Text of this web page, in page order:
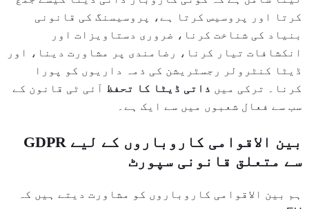
کرتا اور پروسیس کرتا ہے، پروسیسنگ کی قانونی
بنیاد کی شناخت کرنا، ضروری دستاویزات اور
انکشافات تیار کرنا، رضامندی پر مشاورت دینا، اور
ڈیٹا کنٹرولر رجسٹریشن کی ذمہ داریوں کو پورا
کرنا۔ ترکی میں
ذاتی ڈیٹا کا تحفظ آئی ٹی قانون کے
سب سے فعال شعبوں میں سے ایک ہے۔
بین الاقوامی کاروباروں کے لیے GDPR
سے متعلق قانونی سپورٹ
ہم بین الاقوامی کاروباروں کو مشاورت دیتے ہیں کہ